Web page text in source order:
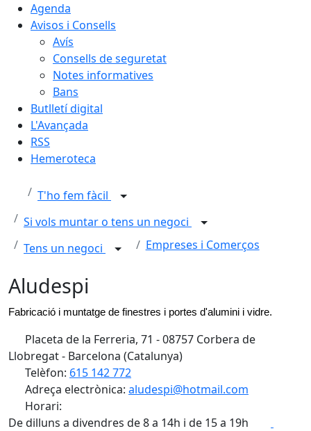
Agenda
Avisos i Consells
Avís
Consells de seguretat
Notes informatives
Bans
Butlletí digital
L'Avançada
RSS
Hemeroteca
T'ho fem fàcil
Si vols muntar o tens un negoci
Tens un negoci
Empreses i Comerços
Aludespi
Fabricació i muntatge de finestres i portes d'alumini i vidre.
Placeta de la Ferreria, 71 - 08757 Corbera de
Llobregat - Barcelona (Catalunya)
Telèfon: 615 142 772
Adreça electrònica: aludespi@hotmail.com
Horari:
De dilluns a divendres de 8 a 14h i de 15 a 19h